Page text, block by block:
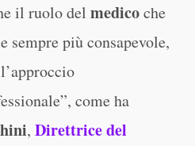
il ruolo del medicoche
sempre più consapevole,
come ha
, Direttrice del